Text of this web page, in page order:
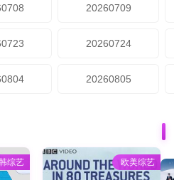
20260709
20260724
20260805
综艺 欧美综艺